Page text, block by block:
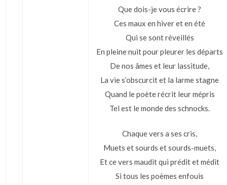
Que dois-je vous écrire ?
Ces maux en hiver et en été
Qui se sont réveillés
En pleine nuit pour pleurer les départs
De nos âmes et leur lassitude,
La vie s’obscurcit et la larme stagne
Quand le poète récrit leur mépris
Tel est le monde des schnocks.
Chaque vers a ses cris,
Muets et sourds et sourds-muets,
Et ce vers maudit qui prédit et médit
Si tous les poèmes enfouis